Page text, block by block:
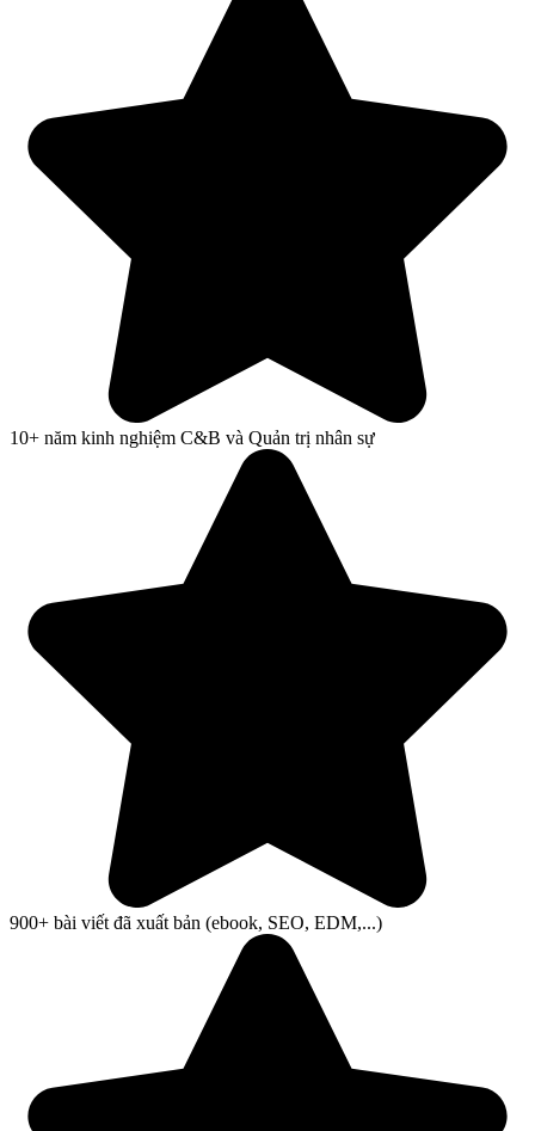
10+ năm kinh nghiệm C&B và Quản trị nhân sự
900+ bài viết đã xuất bản (ebook, SEO, EDM,...)